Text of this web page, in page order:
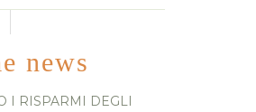
news